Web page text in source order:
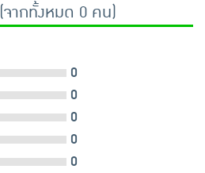
(จากทั้งหมด 0 คน)
0
0
0
0
0